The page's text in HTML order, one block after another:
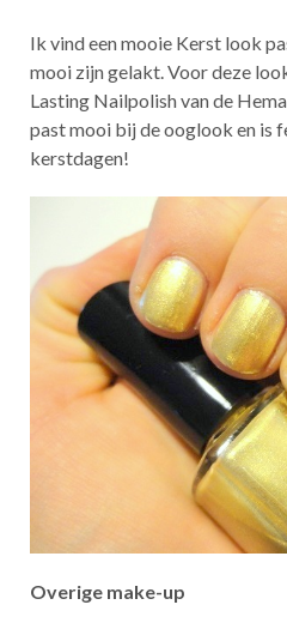
Ik vind een mooie Kerst look
mooi zijn gelakt. Voor deze
Lasting Nailpolish van de
past mooi bij de ooglook en is
kerstdagen!
Overige make-up